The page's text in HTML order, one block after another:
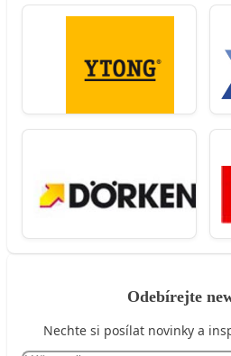
Odebírejte
Nechte si posílat novinky a